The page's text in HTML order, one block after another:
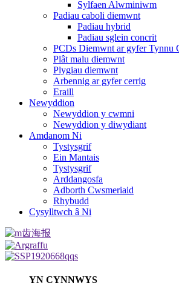
Sylfaen Alwminiwm
Padiau caboli diemwnt
Padiau hybrid
Padiau sglein concrit
PCDs Diemwnt ar gyfer Tynnu
Plât malu diemwnt
Plygiau diemwnt
Arbennig ar gyfer cerrig
Eraill
Newyddion
Newyddion y cwmni
Newyddion y diwydiant
Amdanom Ni
Tystysgrif
Ein Mantais
Tystysgrif
Arddangosfa
Adborth Cwsmeriaid
Rhybudd
Cysylltwch â Ni
YN CYNNWYS